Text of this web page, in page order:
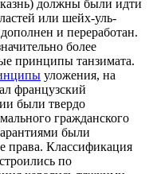
казнь) должны были идти
или шейх-уль-
и переработан.
более
принципы танзимата.
уложения, на
французский
были твердо
гражданского
были
права. Классификация
по